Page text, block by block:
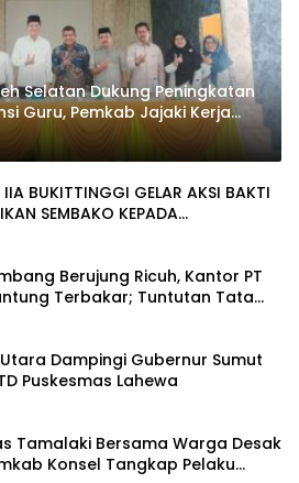
Selatan Dukung Peningkatan
Guru, Pemkab Jajaki Kerja
Pascasarjana USK
IIA BUKITTINGGI GELAR AKSI BAKTI
SEMBAKO KEPADA
SEKITAR
Berujung Ricuh, Kantor PT
Terbakar; Tuntutan Tata
Jadi Sorotan
Dampingi Gubernur Sumut
Puskesmas Lahewa
Tamalaki Bersama Warga Desak
Konsel Tangkap Pelaku